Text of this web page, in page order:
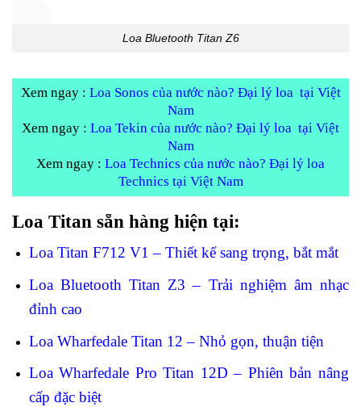
Loa Bluetooth Titan Z6
Xem ngay : Loa Sonos của nước nào? Đại lý loa tại Việt
Nam
Xem ngay : Loa Tekin của nước nào? Đại lý loa tại Việt
Nam
Xem ngay : Loa Technics của nước nào? Đại lý loa
Technics tại Việt Nam
Loa Titan sẵn hàng hiện tại:
Loa Titan F712 V1 – Thiết kế sang trọng, bắt mắt
Loa Bluetooth Titan Z3 – Trải nghiệm âm nhạc
đỉnh cao
Loa Wharfedale Titan 12 – Nhỏ gọn, thuận tiện
Loa Wharfedale Pro Titan 12D – Phiên bản nâng
cấp đặc biệt